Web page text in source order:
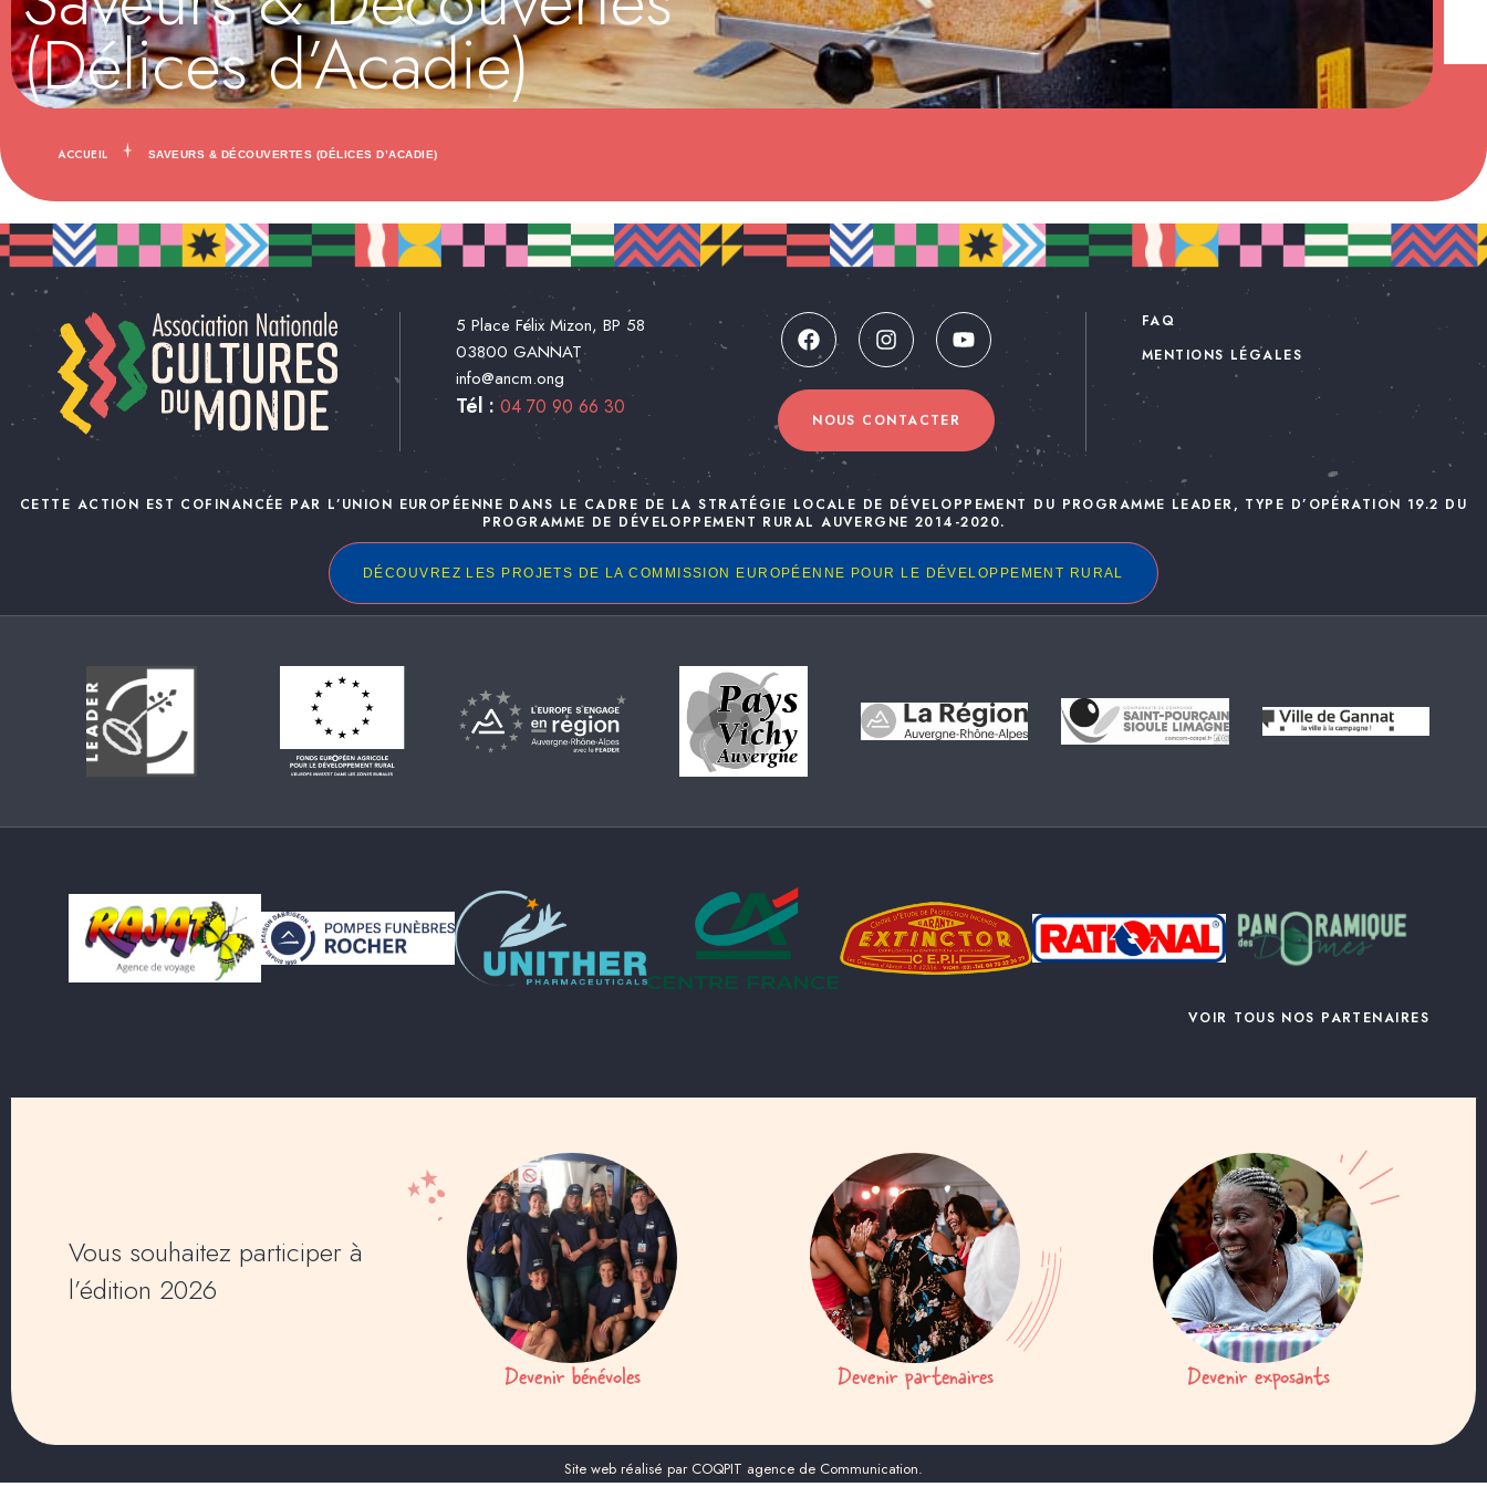
(Délices d’Acadie)
ACCUEIL SAVEURS & DÉCOUVERTES (DÉLICES D’ACADIE)
5 Place Félix Mizon, BP 58
03800 GANNAT
info@ancm.ong
Tél : 04 70 90 66 30
NOUS CONTACTER
FAQ
MENTIONS LÉGALES
CETTE ACTION EST COFINANCÉE PAR L’UNION EUROPÉENNE DANS LE CADRE DE LA STRATÉGIE LOCALE DE DÉVELOPPEMENT DU PROGRAMME LEADER, TYPE D’OPÉRATION 19.2 DU
PROGRAMME DE DÉVELOPPEMENT RURAL AUVERGNE 2014-2020.
DÉCOUVREZ LES PROJETS DE LA COMMISSION EUROPÉENNE POUR LE DÉVELOPPEMENT RURAL
VOIR TOUS NOS PARTENAIRES
Vous souhaitez participer à
l’édition 2026
Devenir bénévoles Devenir partenaires Devenir exposants
Site web réalisé par COQPIT agence de Communication.